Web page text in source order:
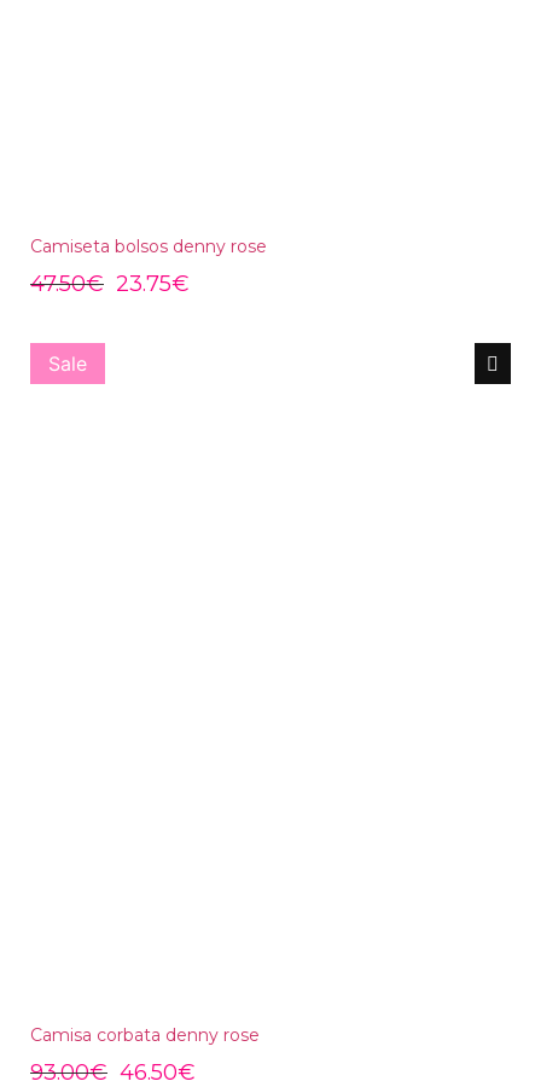
Camiseta bolsos denny rose
47.50€ 23.75€
Sale
Camisa corbata denny rose
93.00€ 46.50€